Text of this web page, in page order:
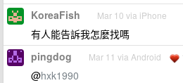
KoreaFish Mar 10 via iPhone
有人能告訴我怎麼找嗎
pingdog Mar 11 via Android
@hxk1990